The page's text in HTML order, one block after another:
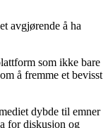
avgjørende å ha
som ikke bare
å fremme et bevisst
dybde til emner
for diskusjon og